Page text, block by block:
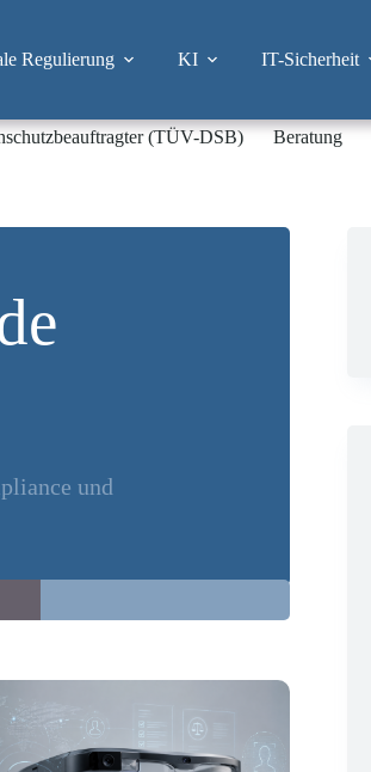
Regulierung KI IT-Sicherheit
(TÜV-DSB) Beratung
und